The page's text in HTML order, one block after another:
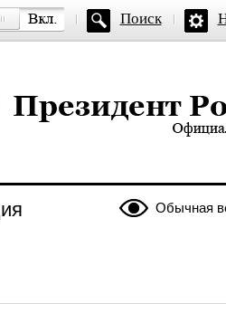
Поиск
России —
Обычная